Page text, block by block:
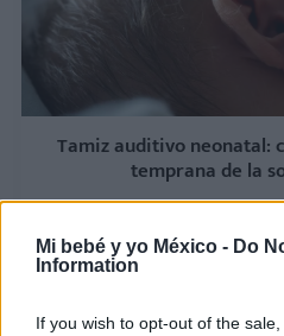
Mi bebé y yo México - Do
Information
If you wish to opt-out of the
Tamiz auditivo neonatal:
temprana de la
LEER